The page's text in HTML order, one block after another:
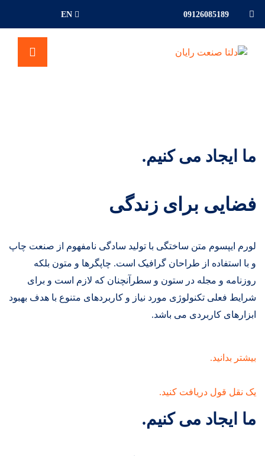
09126085189
EN
ما ایجاد می کنیم.
فضایی برای زندگی
لورم ایپسوم متن ساختگی با تولید سادگی نامفهوم از صنعت چاپ
و با استفاده از طراحان گرافیک است. چاپگرها و متون بلکه
روزنامه و مجله در ستون و سطرآنچنان که لازم است و برای
شرایط فعلی تکنولوژی مورد نیاز و کاربردهای متنوع با هدف بهبود
ابزارهای کاربردی می باشد.
بیشتر بدانید.
یک نقل قول دریافت کنید.
ما ایجاد می کنیم.